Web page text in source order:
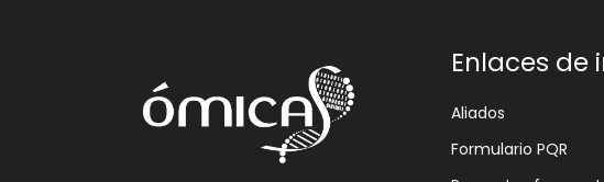
Enlaces de
Aliados
Formulario PQR